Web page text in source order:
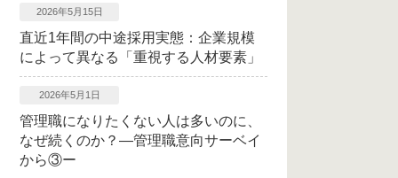
2026年5月15日
直近1年間の中途採用実態：企業規模
によって異なる「重視する人材要素」
2026年5月1日
管理職になりたくない人は多いのに、
なぜ続くのか？―管理職意向サーベイ
から③ー